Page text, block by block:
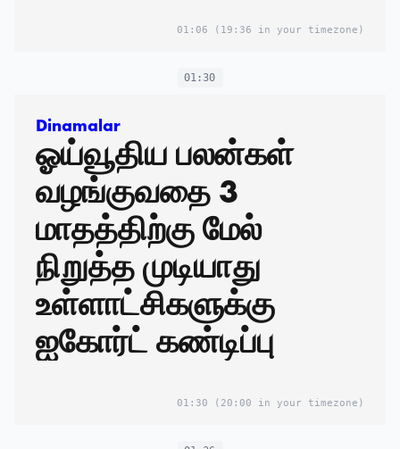
01:06 (19:36 in your timezone)
01:30
Dinamalar
ஓய்வூதிய பலன்கள்
வழங்குவதை 3
மாதத்திற்கு மேல்
நிறுத்த முடியாது
உள்ளாட்சிகளுக்கு
ஐகோர்ட் கண்டிப்பு
01:30 (20:00 in your timezone)